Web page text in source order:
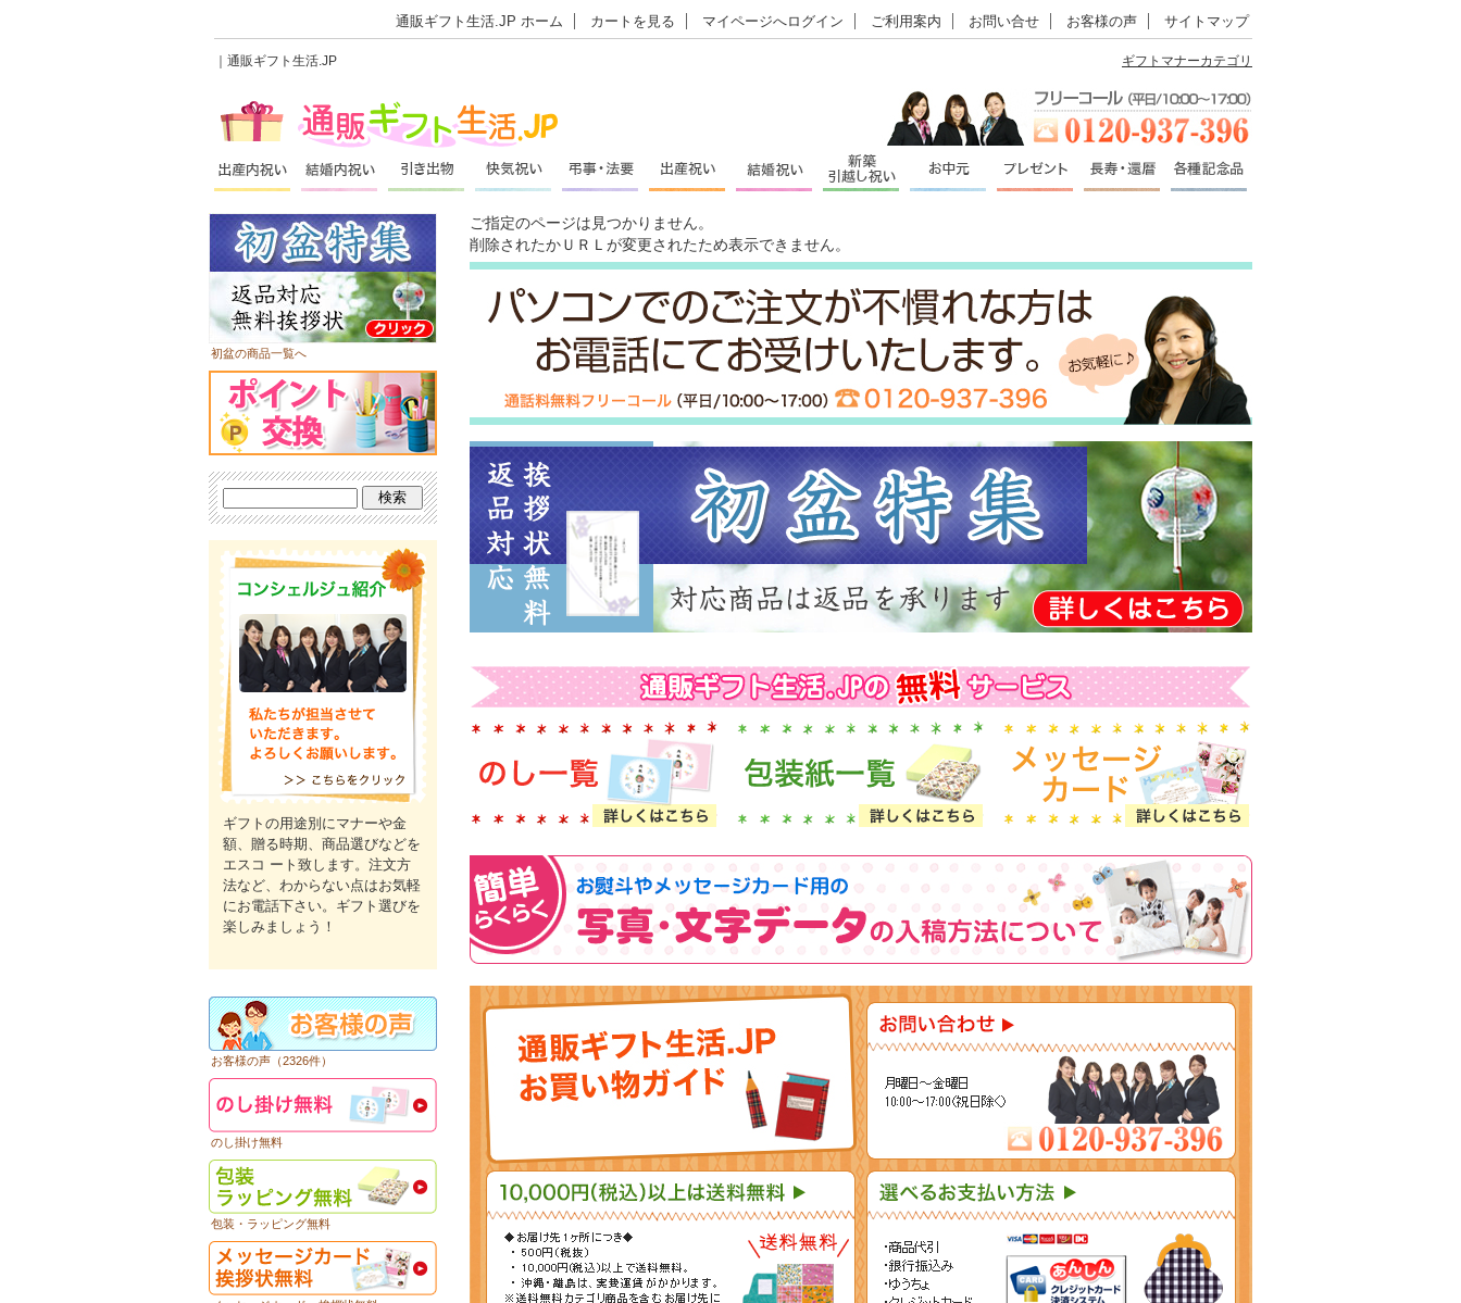
通販ギフト生活.JP ホーム カートを見る マイページへログイン ご利用案内 お問い合せ お客様の声 サイトマップ
｜通販ギフト生活.JP ギフトマナーカテゴリ
ご指定のページは見つかりません。
削除されたかＵＲＬが変更されたため表示できません。
初盆の商品一覧へ
ギフトの用途別にマナーや金
額、贈る時期、商品選びなどを
エスコ ート致します。注文方
法など、わからない点はお気軽
にお電話下さい。ギフト選びを
楽しみましょう！
お客様の声（2326件）
のし掛け無料
包装・ラッピング無料